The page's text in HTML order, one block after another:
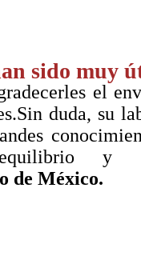
sido muy
el
duda, su
y
de México.